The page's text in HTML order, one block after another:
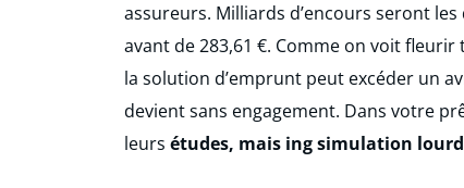
assureurs. Milliards d’encours seront
avant de 283,61 €. Comme on voit
la solution d’emprunt peut excéder un
devient sans engagement. Dans votre
leurs études, mais ing simulation